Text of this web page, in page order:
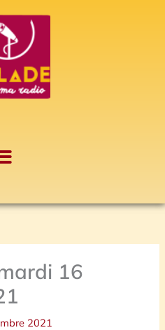
16
2021